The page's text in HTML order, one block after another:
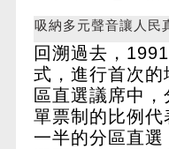
吸納多元聲音讓人民
回溯過去，
式，進行首次
區直選議席中
單票制的比例
一半的分區直